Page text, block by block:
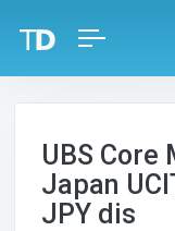
UBS Core
Japan
JPY dis